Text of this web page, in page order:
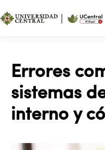
Errores
sistemas
interno y